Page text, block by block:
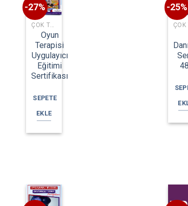
-27%
ÇOK TALEP EDILEN EĞITIMLER
Oyun
Terapisi
Uygulayıcı
Eğitimi
Sertifikası
SEPETE
EKLE
-25%